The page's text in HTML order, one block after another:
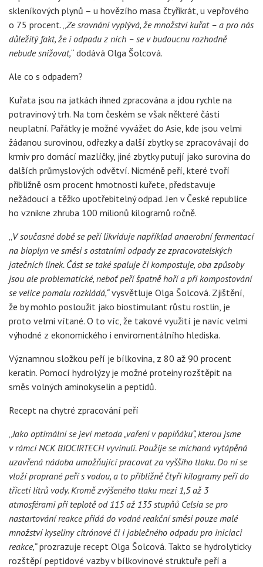
skleníkových plynů – u hovězího masa čtyřikrát, u vepřového
o 75 procent. „Ze srovnání vyplývá, že množství kuřat – a pro nás
důležitý fakt, že i odpadu z nich – se v budoucnu rozhodně
nebude snižovat,“ dodává Olga Šolcová.
Ale co s odpadem?
Kuřata jsou na jatkách ihned zpracována a jdou rychle na
potravinový trh. Na tom českém se však některé části
neuplatní. Pařátky je možné vyvážet do Asie, kde jsou velmi
žádanou surovinou, odřezky a další zbytky se zpracovávají do
krmiv pro domácí mazlíčky, jiné zbytky putují jako surovina do
dalších průmyslových odvětví. Nicméně peří, které tvoří
přibližně osm procent hmotnosti kuřete, představuje
nežádoucí a těžko upotřebitelný odpad. Jen v České republice
ho vznikne zhruba 100 milionů kilogramů ročně.
„V současné době se peří likviduje například anaerobní fermentací
na bioplyn ve směsi s ostatními odpady ze zpracovatelských
jatečních linek. Část se také spaluje či kompostuje, oba způsoby
jsou ale problematické, neboť peří špatně hoří a při kompostování
se velice pomalu rozkládá,“vysvětluje Olga Šolcová. Zjištění,
že by mohlo posloužit jako biostimulant růstu rostlin, je
proto velmi vítané. O to víc, že takové využití je navíc velmi
výhodné z ekonomického i enviromentálního hlediska.
Významnou složkou peří je bílkovina, z 80 až 90 procent
keratin. Pomocí hydrolýzy je možné proteiny rozštěpit na
směs volných aminokyselin a peptidů.
Recept na chytré zpracování peří
„Jako optimální se jeví metoda „vaření v papiňáku“, kterou jsme
v rámci NCK BIOCIRTECH vyvinuli. Použije se míchaná vytápěná
uzavřená nádoba umožňující pracovat za vyššího tlaku. Do ní se
vloží proprané peří s vodou, a to přibližně čtyři kilogramy peří do
třiceti litrů vody. Kromě zvýšeného tlaku mezi 1,5 až 3
atmosférami při teplotě od 115 až 135 stupňů Celsia se pro
nastartování reakce přidá do vodné reakční směsi pouze malé
množství kyseliny citrónové či i jablečného odpadu pro iniciaci
reakce,“prozrazuje recept Olga Šolcová. Takto se hydrolyticky
rozštěpí peptidové vazby v bílkovinové struktuře peří a